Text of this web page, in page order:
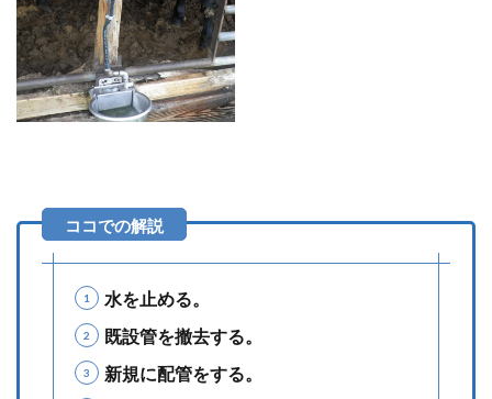
水を止める。
既設管を撤去する。
新規に配管をする。